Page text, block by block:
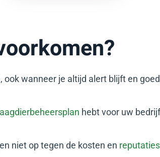
wanneer je altijd alert blijft en
hebt voor uw
niet op tegen de kosten en